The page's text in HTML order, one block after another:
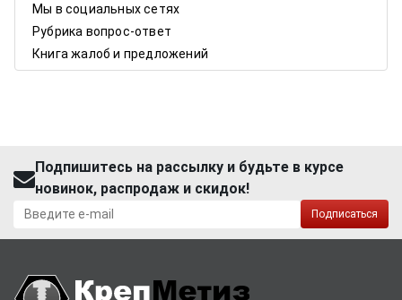
Мы в социальных сетях
Рубрика вопрос-ответ
Книга жалоб и предложений
Подпишитесь на рассылку и будьте в курсе
новинок, распродаж и скидок!
Подписаться